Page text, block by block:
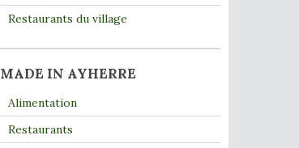
Restaurants du village
MADE IN AYHERRE
Alimentation
Restaurants